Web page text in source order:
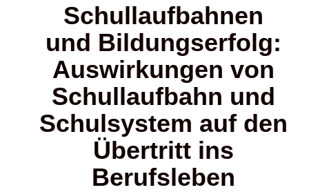
Schullaufbahnen
und Bildungserfolg:
Auswirkungen von
Schullaufbahn und
Schulsystem auf den
Übertritt ins
Berufsleben